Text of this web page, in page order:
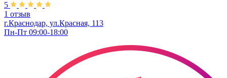
5
1 отзыв
г.Краснодар, ул.Красная, 113
Пн-Пт 09:00-18:00